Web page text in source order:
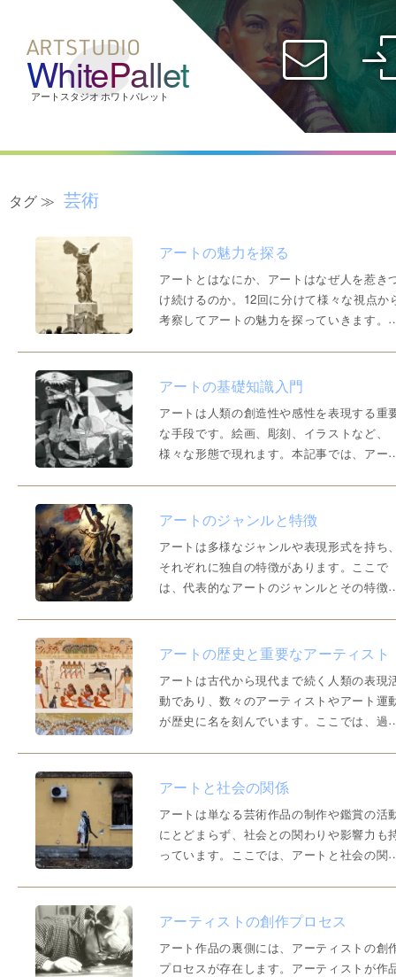
ARTSTUDIO
WhitePallet
タグ ≫ 芸術
アートの魅力を探る
アートとはなにか、アートはなぜ人を惹き
け続けるのか。12回に分けて様々な視点か
考察してアートの魅力を探っていきます。
す。アートに初めて触れる人や基礎知識を
トのジャン…
アートの基礎知識入門
アートは人類の創造性や感性を表現する重
な手段です。絵画、彫刻、イラストなど、
様々な形態で現れます。本記事では、アー
何かを伝えたり、鑑賞者に感動や共感を与
自分の内面や周囲の世界…
アートのジャンルと特徴
アートは多様なジャンルや表現形式を持ち
それぞれに独自の特徴があります。ここで
は、代表的なアートのジャンルとその特徴
す。絵具や油彩、水彩、アクリルなどのさ
風景や人物を写実的に描…
アートの歴史と重要なアーティスト
アートは古代から現代まで続く人類の表現
動であり、数々のアーティストやアート運
が歴史に名を刻んでいます。ここでは、過
トと古代エジプト古代におけるアートは、
して文明の発展と密接…
アートと社会の関係
アートは単なる芸術作品の制作や鑑賞の活
にとどまらず、社会との関わりや影響力も
っています。ここでは、アートと社会の関
価値について考察していきます。アートの
的なメッセージや問題…
アーティストの創作プロセス
アート作品の裏側には、アーティストの創
プロセスが存在します。アーティストが作
パスワード